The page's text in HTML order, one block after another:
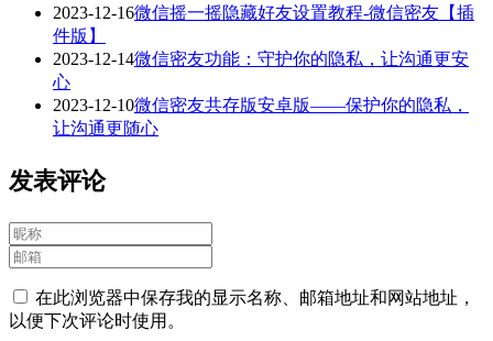
2023-12-16微信摇一摇隐藏好友设置教程-微信密友【插
件版】
2023-12-14微信密友功能：守护你的隐私，让沟通更安
心
2023-12-10微信密友共存版安卓版——保护你的隐私，
让沟通更随心
发表评论
在此浏览器中保存我的显示名称、邮箱地址和网站地址，
以便下次评论时使用。